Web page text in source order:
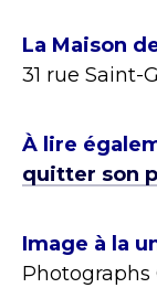
La Maison
31 rue Saint-
À lire
quitter son
Image à la
Photographs